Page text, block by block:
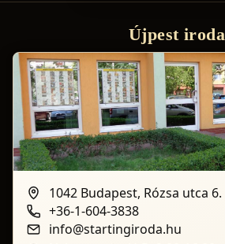
Újpest iroda
1042 Budapest, Rózsa utca 6.
+36-1-604-3838
info@startingiroda.hu